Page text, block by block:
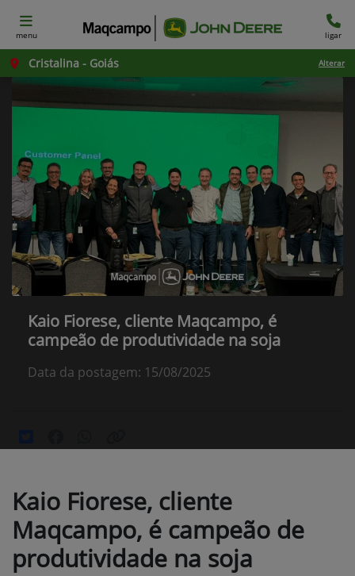
menu ligar
Cristalina - Goiás Alterar
Kaio Fiorese, cliente Maqcampo, é
campeão de produtividade na soja
Data da postagem: 15/08/2025
Kaio Fiorese, cliente
Maqcampo, é campeão de
produtividade na soja